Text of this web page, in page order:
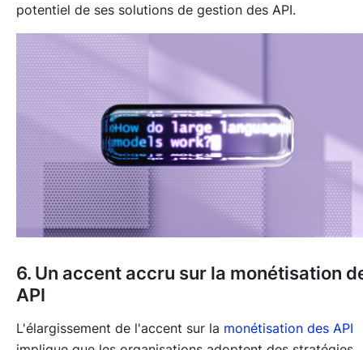
potentiel de ses solutions de gestion des API.
6. Un accent accru sur la monétisation
API
L'élargissement de l'accent sur la monétisation des API